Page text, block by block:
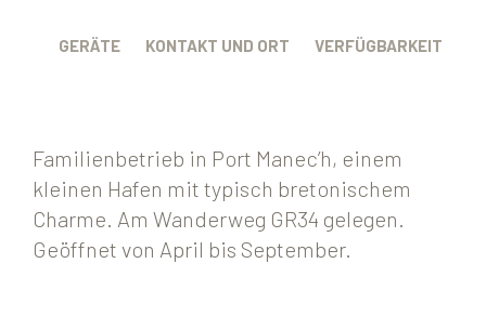
GERÄTE KONTAKT UND ORT VERFÜGBARKEIT
Familienbetrieb in Port Manec’h, einem
kleinen Hafen mit typisch bretonischem
Charme. Am Wanderweg GR34 gelegen.
Geöffnet von April bis September.